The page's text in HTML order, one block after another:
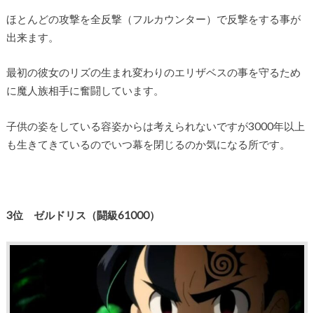
ほとんどの攻撃を全反撃（フルカウンター）で反撃をする事が
出来ます。
最初の彼女のリズの生まれ変わりのエリザベスの事を守るため
に魔人族相手に奮闘しています。
子供の姿をしている容姿からは考えられないですが3000年以上
も生きてきているのでいつ幕を閉じるのか気になる所です。
3位 ゼルドリス（闘級61000）